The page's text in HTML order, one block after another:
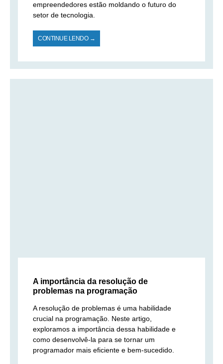
empreendedores estão moldando o futuro do
setor de tecnologia.
CONTINUE LENDO →
A importância da resolução de
problemas na programação
A resolução de problemas é uma habilidade
crucial na programação. Neste artigo,
exploramos a importância dessa habilidade e
como desenvolvê-la para se tornar um
programador mais eficiente e bem-sucedido.